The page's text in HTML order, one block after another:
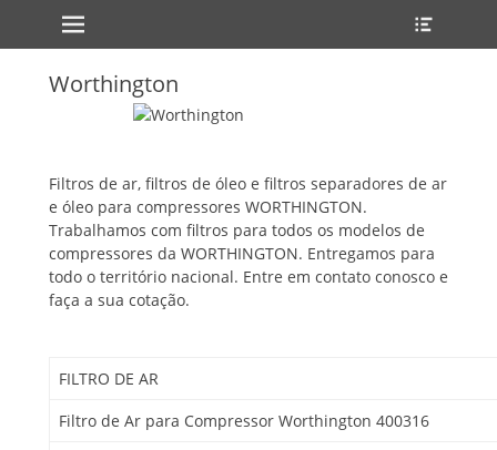
Primary Menu
Skip
to
Worthington
Filtros de ar, filtros de óleo e filtros separadores de ar
e óleo para compressores WORTHINGTON.
Trabalhamos com filtros para todos os modelos de
compressores da WORTHINGTON. Entregamos para
todo o território nacional. Entre em contato conosco e
faça a sua cotação.
FILTRO DE AR
Filtro de Ar para Compressor Worthington 400316